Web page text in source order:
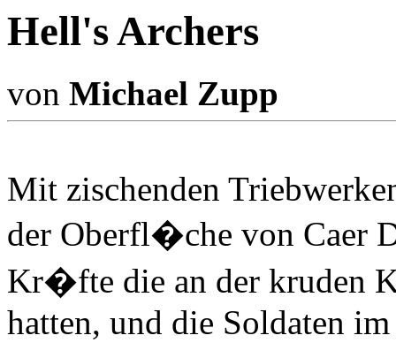
Hell's Archers
von Michael Zupp
Mit zischenden
der Oberfl�che von Caer
Kr�fte die an der kruden
hatten, und die Soldaten